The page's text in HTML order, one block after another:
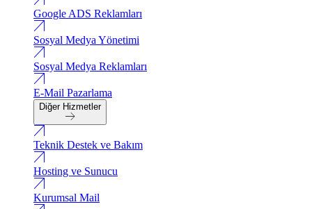
Google ADS Reklamları
Sosyal Medya Yönetimi
Sosyal Medya Reklamları
E-Mail Pazarlama
Diğer Hizmetler
Teknik Destek ve Bakım
Hosting ve Sunucu
Kurumsal Mail